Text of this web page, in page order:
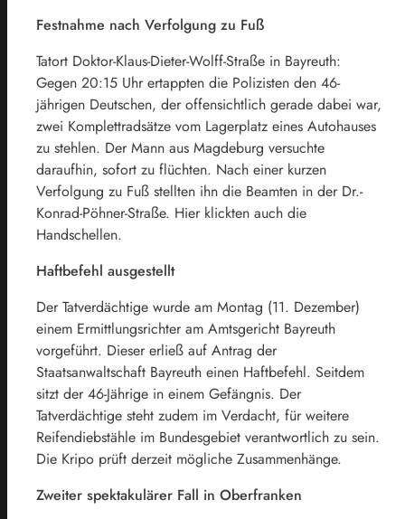
Festnahme nach Verfolgung zu Fuß
Tatort Doktor-Klaus-Dieter-Wolff-Straße in Bayreuth:
Gegen 20:15 Uhr ertappten die Polizisten den 46-
jährigen Deutschen, der offensichtlich gerade dabei war,
zwei Komplettradsätze vom Lagerplatz eines Autohauses
zu stehlen. Der Mann aus Magdeburg versuchte
daraufhin, sofort zu flüchten. Nach einer kurzen
Verfolgung zu Fuß stellten ihn die Beamten in der Dr.-
Konrad-Pöhner-Straße. Hier klickten auch die
Handschellen.
Haftbefehl ausgestellt
Der Tatverdächtige wurde am Montag (11. Dezember)
einem Ermittlungsrichter am Amtsgericht Bayreuth
vorgeführt. Dieser erließ auf Antrag der
Staatsanwaltschaft Bayreuth einen Haftbefehl. Seitdem
sitzt der 46-Jährige in einem Gefängnis. Der
Tatverdächtige steht zudem im Verdacht, für weitere
Reifendiebstähle im Bundesgebiet verantwortlich zu sein.
Die Kripo prüft derzeit mögliche Zusammenhänge.
Zweiter spektakulärer Fall in Oberfranken